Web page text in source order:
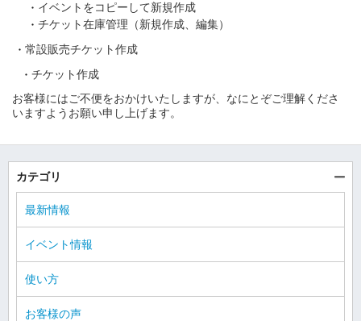
イベントをコピーして新規作成
チケット在庫管理（新規作成、編集）
常設販売チケット作成
チケット作成
お客様にはご不便をおかけいたしますが、なにとぞご理解くださ
いますようお願い申し上げます。
カテゴリ
最新情報
イベント情報
使い方
お客様の声